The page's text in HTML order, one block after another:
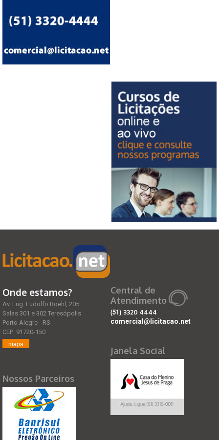
Onde estamos?
Av. Eng. Ludolfo Boehl, 205
Salas 301 e 302 Teresópolis
Porto Alegre - RS
CEP: 91720-150
mapa
Nossos Parceiros
Central de
Atendimento
(51) 3320 4444
comercial@licitacao.net
Janela Social